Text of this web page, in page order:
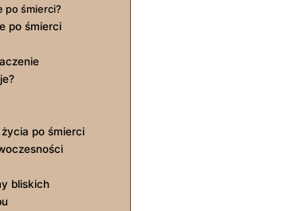
po śmierci?
po śmierci
po śmierci
bliskich